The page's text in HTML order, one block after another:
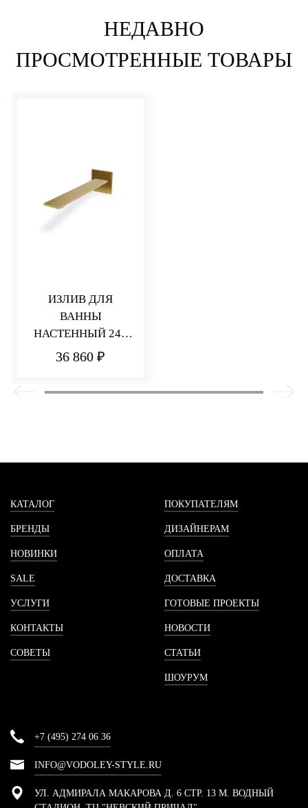
НЕДАВНО
ПРОСМОТРЕННЫЕ ТОВАРЫ
ИЗЛИВ ДЛЯ
ВАННЫ
НАСТЕННЫЙ 240
ММ Q30
36 860 ₽
КАТАЛОГ
БРЕНДЫ
НОВИНКИ
SALE
УСЛУГИ
КОНТАКТЫ
СОВЕТЫ
ПОКУПАТЕЛЯМ
ДИЗАЙНЕРАМ
ОПЛАТА
ДОСТАВКА
ГОТОВЫЕ ПРОЕКТЫ
НОВОСТИ
СТАТЬИ
ШОУРУМ
+7 (495) 274 06 36
INFO@VODOLEY-STYLE.RU
УЛ. АДМИРАЛА МАКАРОВА Д. 6 СТР. 13 М. ВОДНЫЙ